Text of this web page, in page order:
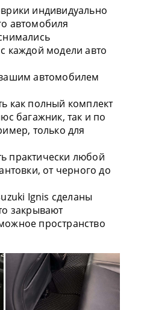
индивидуально
автомобиля
каждой модели авто
автомобилем
как полный комплект
багажник, так и по
только для
практически любой
от черного до
Ignis сделаны
закрывают
пространство